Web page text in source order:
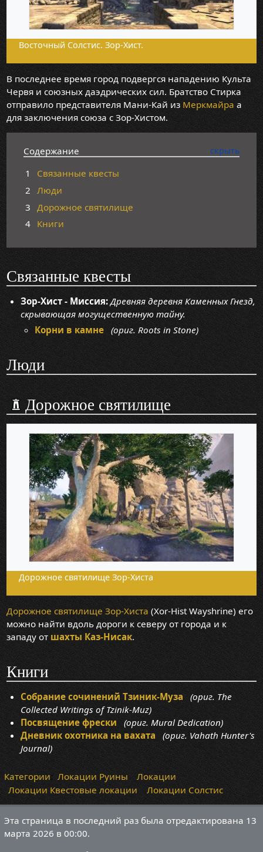
Восточный Солстис. Зор-Хист.
В последнее время город подвергся нападению Культа
Червя и союзных даэдрических сил. Братство Стирка
отправило представителя Мани-Кай из Меркмайра а
для заключения союза с Зор-Хистом.
Содержание
1
Связанные квесты
2 Люди
3
Дорожное святилище
4
Книги
Связанные квесты
Зор-Хист - Миссия: Древняя деревня Каменных Гнезд,
скрывающая могущественную тайну.
Корни в камне (ориг. Roots in Stone)
Люди
Дорожное святилище
Дорожное святилище Зор-Хиста
Дорожное святилище Зор-Хиста (Xor-Hist Wayshrine) его
можно найти вдоль дороги к северу от города и к
западу от шахты Каз-Нисак.
Книги
Собрание сочинений Тзиник-Муза
(ориг. The
Collected Writings of Tzinik-Muz)
Посвящение фрески
(ориг. Mural Dedication)
Дневник охотника на вахата
(ориг. Vahath Hunter's
Journal)
Категории: Локации Руины
Локации
Локации Квестовые локации
Локации Солстис
Эта страница в последний раз была отредактирована 13
марта 2026 в 00:00.